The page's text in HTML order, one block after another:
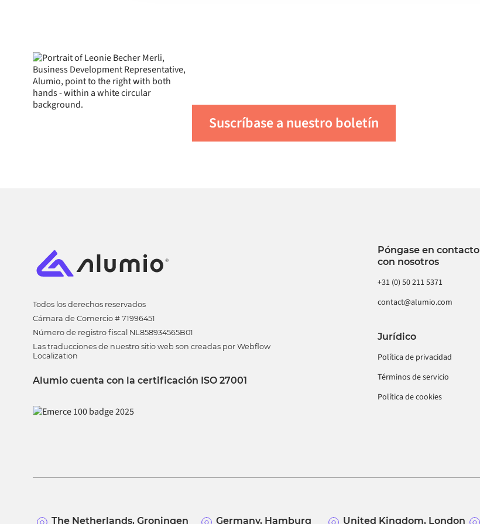
Suscríbase a nuestro boletín
Todos los derechos reservados
Cámara de Comercio # 71996451
Número de registro fiscal NL858934565B01
Las traducciones de nuestro sitio web son creadas por Webflow
Localization
Alumio cuenta con la certificación ISO 27001
Póngase en contacto
con nosotros
+31 (0) 50 211 5371
contact@alumio.com
Jurídico
Política de privacidad
Términos de servicio
Política de cookies
The Netherlands, Groningen Germany, Hamburg United Kingdom, London